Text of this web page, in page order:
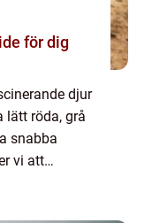
djur
lätt röda, grå
snabba
vi att